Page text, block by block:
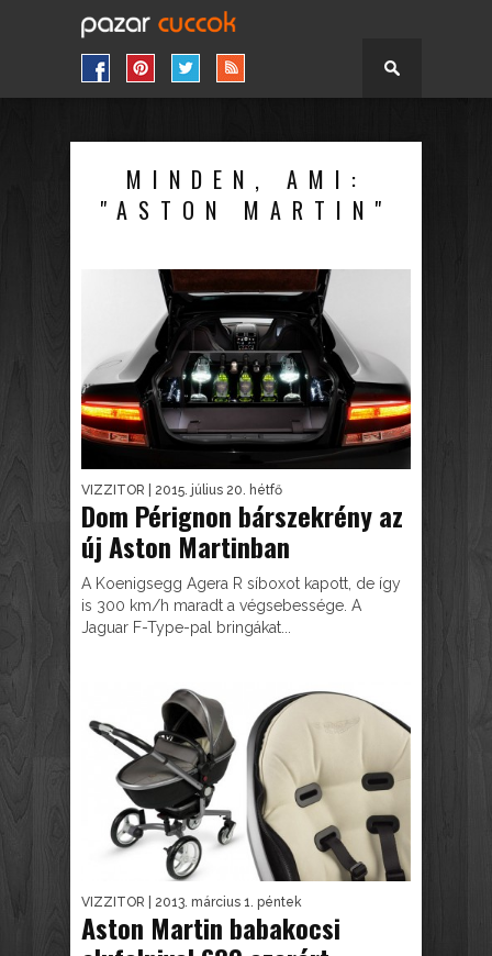
MINDEN, AMI:
"ASTON MARTIN"
VIZZITOR | 2015. július 20. hétfő
Dom Pérignon bárszekrény az
új Aston Martinban
A Koenigsegg Agera R síboxot kapott, de így
is 300 km/h maradt a végsebessége. A
Jaguar F-Type-pal bringákat...
VIZZITOR | 2013. március 1. péntek
Aston Martin babakocsi